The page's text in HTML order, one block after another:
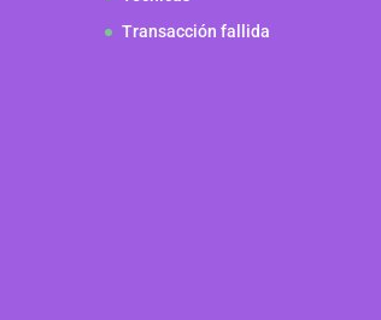
Transacción fallida